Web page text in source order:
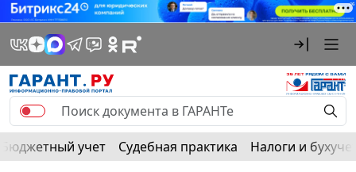
Бюджетный учет Судебная практика Налоги и